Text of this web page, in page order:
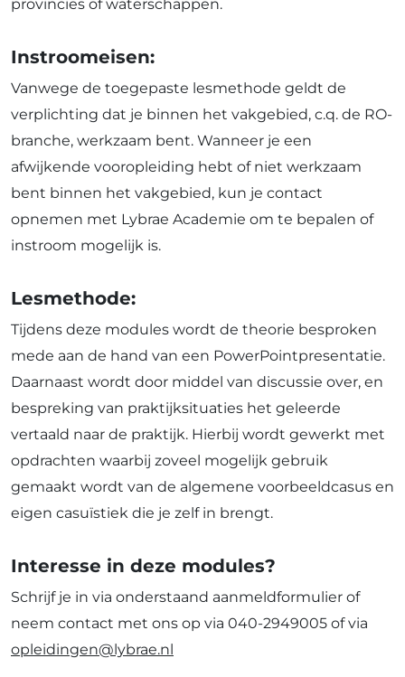
provincies of waterschappen.
Instroomeisen:
Vanwege de toegepaste lesmethode geldt de
verplichting dat je binnen het vakgebied, c.q. de RO-
branche, werkzaam bent. Wanneer je een
afwijkende vooropleiding hebt of niet werkzaam
bent binnen het vakgebied, kun je contact
opnemen met Lybrae Academie om te bepalen of
instroom mogelijk is.
Lesmethode:
Tijdens deze modules wordt de theorie besproken
mede aan de hand van een PowerPointpresentatie.
Daarnaast wordt door middel van discussie over, en
bespreking van praktijksituaties het geleerde
vertaald naar de praktijk. Hierbij wordt gewerkt met
opdrachten waarbij zoveel mogelijk gebruik
gemaakt wordt van de algemene voorbeeldcasus en
eigen casuïstiek die je zelf in brengt.
Interesse in deze modules?
Schrijf je in via onderstaand aanmeldformulier of
neem contact met ons op via 040-2949005 of via
opleidingen@lybrae.nl